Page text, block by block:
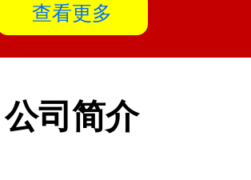
查看更多
公司简介